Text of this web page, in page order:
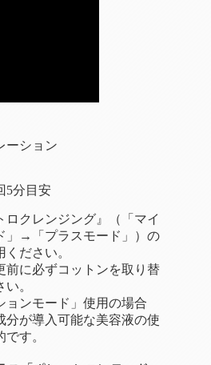
ーション
5分目安
ロクレンジング』（「マイ
」→「プラスモード」）の
ださい。
前に必ずコットンを取り替
。
ョンモード」使用の場合
分が導入可能な美容液の使
す。